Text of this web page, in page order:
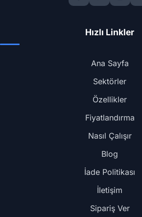
Hızlı Linkler
Ana Sayfa
Sektörler
Özellikler
Fiyatlandırma
Nasıl Çalışır
Blog
İade Politikası
İletişim
Sipariş Ver